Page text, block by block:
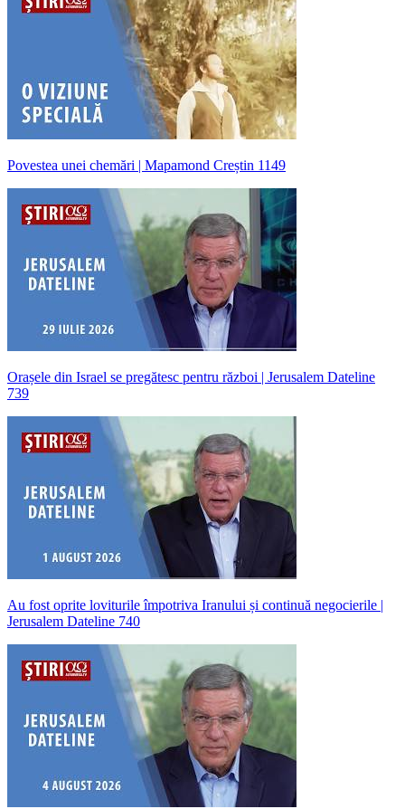
Povestea unei chemări | Mapamond Creștin 1149
Orașele din Israel se pregătesc pentru război | Jerusalem Dateline
739
Au fost oprite loviturile împotriva Iranului și continuă negocierile |
Jerusalem Dateline 740